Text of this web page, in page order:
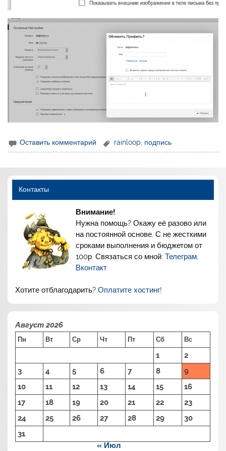
Оставить комментарий rainloop подпись
Контакты
Внимание!
Нужна помощь? Окажу её разово или
на постоянной основе. С не жесткими
сроками выполнения и бюджетом от
100р. Связаться со мной:Телеграм,
Вконтакт
Хотите отблагодарить?Оплатите хостинг!
Август 2026
Пн Вт Ср Чт Пт Сб Вс
1
2
3
4 5 6 7 8
9
10
11 12 13 14 15
16
17
18 19 20 21 22
23
24
25 26 27 28 29
30
31
« Июл